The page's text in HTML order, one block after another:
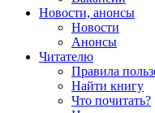
Новости, анонсы
Новости
Анонсы
Читателю
Правила
Найти книгу
Что почитать?